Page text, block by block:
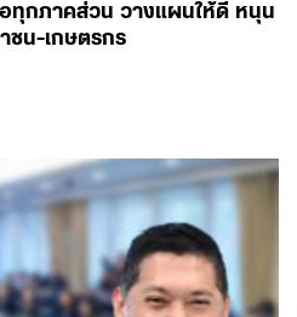
ทุกภาคส่วน วางแผนให้ดี หนุน
ชน-เกษตรกร